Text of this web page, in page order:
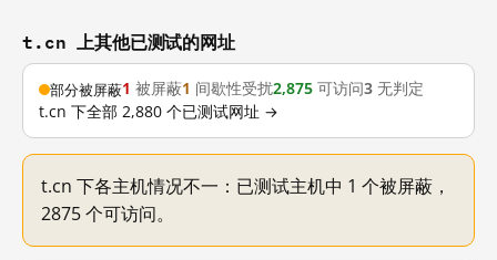
t.cn 上其他已测试的网址
部分被屏蔽1 被屏蔽1 间歇性受扰2,875 可访问3 无判定
t.cn 下全部 2,880 个已测试网址 →
t.cn 下各主机情况不一：已测试主机中 1 个被屏蔽，
2875 个可访问。